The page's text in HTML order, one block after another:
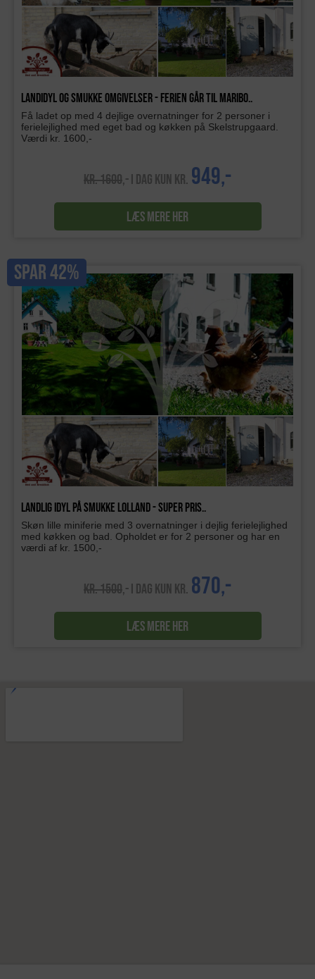
Landidyl og smukke omgivelser - Ferien går til Maribo..
Få ladet op med 4 dejlige overnatninger for 2 personer i
ferielejlighed med eget bad og køkken på Skelstrupgaard.
Værdi kr. 1600,-
KR. 1600,- I DAG KUN KR. 949,-
LÆS MERE HER
SPAR 42%
Landlig idyl på smukke Lolland - Super pris..
Skøn lille miniferie med 3 overnatninger i dejlig ferielejlighed
med køkken og bad. Opholdet er for 2 personer og har en
værdi af kr. 1500,-
KR. 1500,- I DAG KUN KR. 870,-
LÆS MERE HER